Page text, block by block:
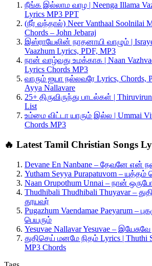
நீங்க இல்லாம வாழ | Neenga Illama
Lyrics MP3 PPT
(நீர் வந்தால்) Neer Vanthaal Soolnilai
Chords – John Jebaraj
இஸ்ராயேலின் நாதனாயி வாழும் |
Vaazhum Lyrics, PDF, MP3
நான் வாழ்வது உமக்காக | Naan
Lyrics Chords MP3
வாரும் ஐயா நல்லவரே Lyrics, Chords,
Ayya Nallavare
25+ திருவிருந்து பாடல்கள் |
List
உம்மை விட்டா யாரும் இல்ல | Ummai
Chords MP3
🔥 Latest Tamil Christian Songs
Devane En Nanbane – தேவனே என்
Yutham Seyya Purapatuvom –
Naan Orupothum Unnai – நான்
Thudhibali Thudhibali Thuyavar –
தூயவர்
Pugazhum Vaendamae Paeyarum –
பெயரும்
Yesuvae Nallavar Yesuvae –
துதிசெய் மனமே நிதம் Lyrics | Thuthi
MP3 Chords